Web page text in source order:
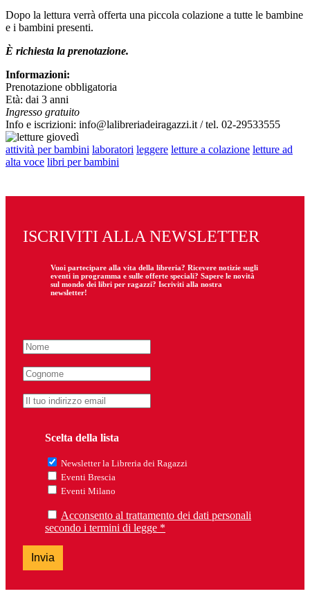
Dopo la lettura verrà offerta una piccola colazione a tutte le bambine
e i bambini presenti.
È richiesta la prenotazione.
Informazioni:
Prenotazione obbligatoria
Età: dai 3 anni
Ingresso gratuito
Info e iscrizioni: info@lalibreriadeiragazzi.it / tel. 02-29533555
attività per bambini laboratori leggere letture a colazione letture ad
alta voce libri per bambini
ISCRIVITI ALLA NEWSLETTER
Vuoi partecipare alla vita della libreria? Ricevere notizie sugli
eventi in programma e sulle offerte speciali? Sapere le novità
sul mondo dei libri per ragazzi? Iscriviti alla nostra
newsletter!
Scelta della lista
Newsletter la Libreria dei Ragazzi
Eventi Brescia
Eventi Milano
Acconsento al trattamento dei dati personali
secondo i termini di legge *
Invia